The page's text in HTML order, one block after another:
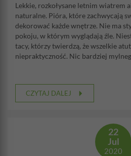
Lekkie, rozkołysane letnim wiatrem
naturalne. Pióra, które zachwycają
dekorować każde wnętrze. Nie ma
pokoju, w którym wyglądają źle.
tacy, którzy twierdzą, że wszelkie
niepraktyczność. Nic bardziej
CZYTAJ DALEJ
22
Jul
2020